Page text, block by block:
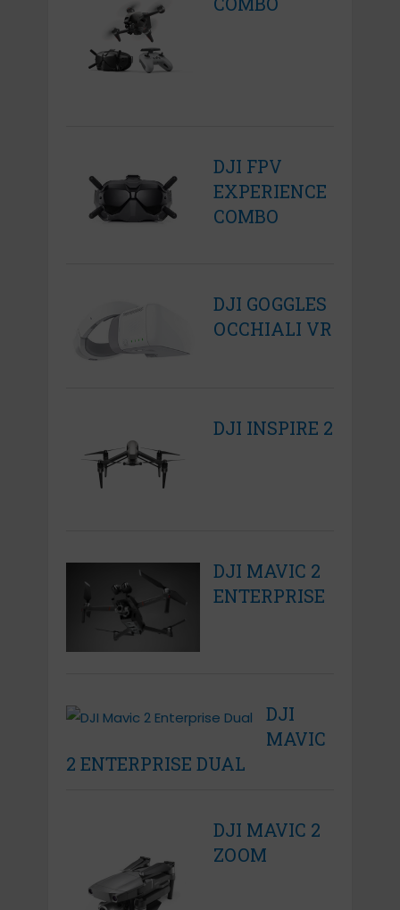
DJI FPV
EXPERIENCE
COMBO
DJI GOGGLES
OCCHIALI VR
DJI INSPIRE 2
DJI MAVIC 2
ENTERPRISE
DJI
MAVIC
2 ENTERPRISE DUAL
DJI MAVIC 2
ZOOM